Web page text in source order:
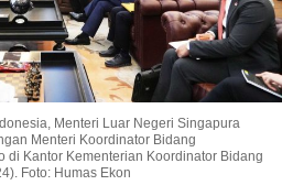
Menteri Luar Negeri Singapura
Menteri Koordinator Bidang
di Kantor Kementerian Koordinator Bidang
Foto: Humas Ekon